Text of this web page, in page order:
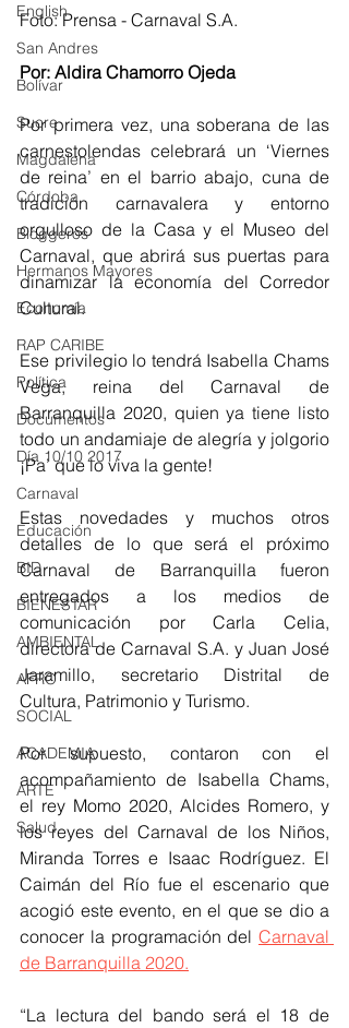
English
San Andres
Bolívar
Sucre
Magdalena
Córdoba
Bloggeros
Hermanos Mayores
Economía
RAP CARIBE
Política
Documentos
Día 10/10 2017
Carnaval
Educación
BID
BIENESTAR
AMBIENTAL
AFRO
SOCIAL
ACADEMIA
ARTE
Salud
Foto: Prensa - Carnaval S.A.
Por: Aldira Chamorro Ojeda
Por primera vez, una soberana de las
carnestolendas celebrará un ‘Viernes
de reina’ en el barrio abajo, cuna de
tradición carnavalera y entorno
orgulloso de la Casa y el Museo del
Carnaval, que abrirá sus puertas para
dinamizar la economía del Corredor
Cultural.
Ese privilegio lo tendrá Isabella Chams
Vega, reina del Carnaval de
Barranquilla 2020, quien ya tiene listo
todo un andamiaje de alegría y jolgorio
¡Pa’ que lo viva la gente!
Estas novedades y muchos otros
detalles de lo que será el próximo
Carnaval de Barranquilla fueron
entregados a los medios de
comunicación por Carla Celia,
directora de Carnaval S.A. y Juan José
Jaramillo, secretario Distrital de
Cultura, Patrimonio y Turismo.
Por supuesto, contaron con el
acompañamiento de Isabella Chams,
el rey Momo 2020, Alcides Romero, y
los reyes del Carnaval de los Niños,
Miranda Torres e Isaac Rodríguez. El
Caimán del Río fue el escenario que
acogió este evento, en el que se dio a
conocer la programación del Carnaval
de Barranquilla 2020.
“La lectura del bando será el 18 de